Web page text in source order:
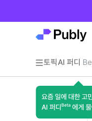
토픽AI 퍼디
요즘 일에 대한 고
AI 퍼디 Beta 에게